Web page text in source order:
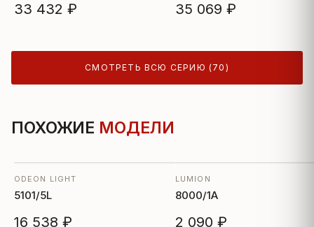
33 432 ₽ 35 069 ₽
СМОТРЕТЬ ВСЮ СЕРИЮ (70)
ПОХОЖИЕ МОДЕЛИ
ODEON LIGHT
5101/5L
16 538 ₽
LUMION
8000/1A
2 090 ₽